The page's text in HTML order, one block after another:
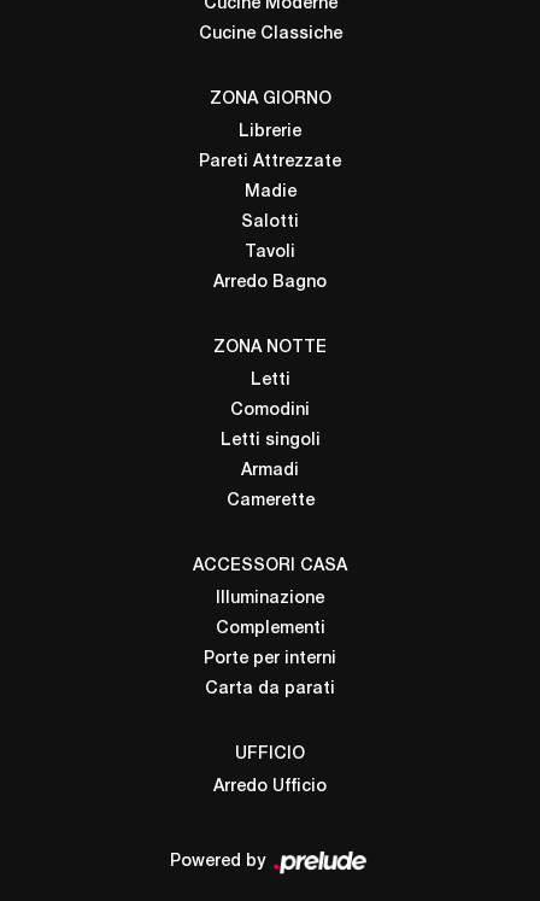
Cucine Moderne
Cucine Classiche
ZONA GIORNO
Librerie
Pareti Attrezzate
Madie
Salotti
Tavoli
Arredo Bagno
ZONA NOTTE
Letti
Comodini
Letti singoli
Armadi
Camerette
ACCESSORI CASA
Illuminazione
Complementi
Porte per interni
Carta da parati
UFFICIO
Arredo Ufficio
Powered by